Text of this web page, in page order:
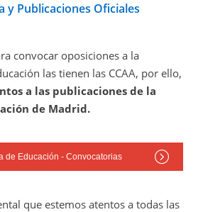
y Publicaciones Oficiales
convocar oposiciones a la
las tienen las CCAA, por ello,
a las publicaciones de la
de Madrid.
de Educación - Convocatorias
que estemos atentos a todas las